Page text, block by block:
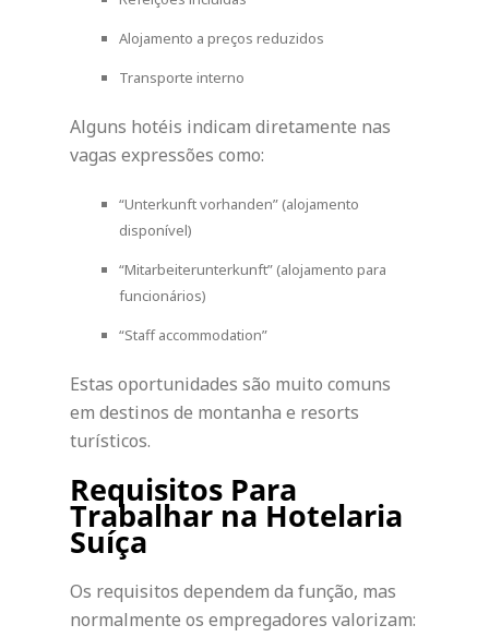
Alojamento a preços reduzidos
Transporte interno
Alguns hotéis indicam diretamente nas
vagas expressões como:
“Unterkunft vorhanden” (alojamento
disponível)
“Mitarbeiterunterkunft” (alojamento para
funcionários)
“Staff accommodation”
Estas oportunidades são muito comuns
em destinos de montanha e resorts
turísticos.
Requisitos Para
Trabalhar na Hotelaria
Suíça
Os requisitos dependem da função, mas
normalmente os empregadores valorizam: